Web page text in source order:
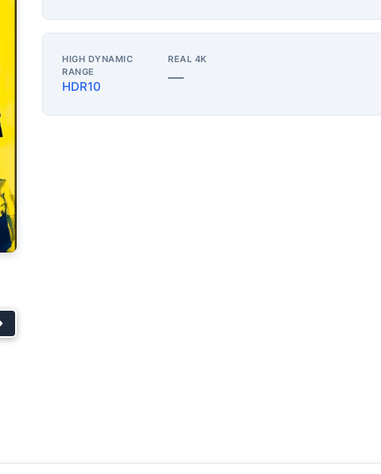
HIGH DYNAMIC
RANGE
HDR10
REAL 4K
—